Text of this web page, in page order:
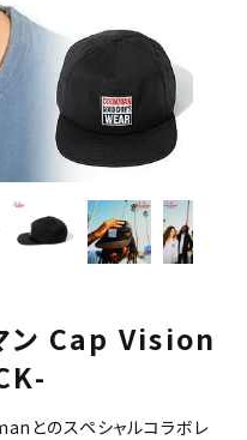
ン Cap Vision
とのスペシャルコラボレ